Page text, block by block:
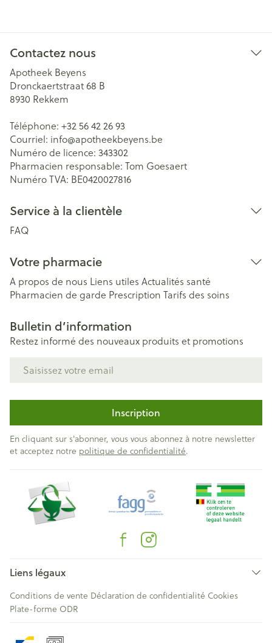
Contactez nous
Apotheek Beyens
Dronckaertstraat 68 B
8930 Rekkem
Téléphone: +32 56 42 26 93
Courriel: info@apotheekbeyens.be
Numéro de licence: 343302
Pharmacien responsable: Tom Goesaert
Numéro TVA: BE0420027816
Service à la clientèle
FAQ
Votre pharmacie
A propos de nous Liens utiles Actualités santé
Pharmacien de garde Prescription Tarifs des soins
Bulletin d’information
Restez informé des nouveaux produits et promotions
Inscription
En cliquant sur s'abonner, vous vous abonnez à notre newsletter
et acceptez notre politique de confidentialité.
Liens légaux
Conditions de vente Déclaration de confidentialité Cookies
Plate-forme ODR